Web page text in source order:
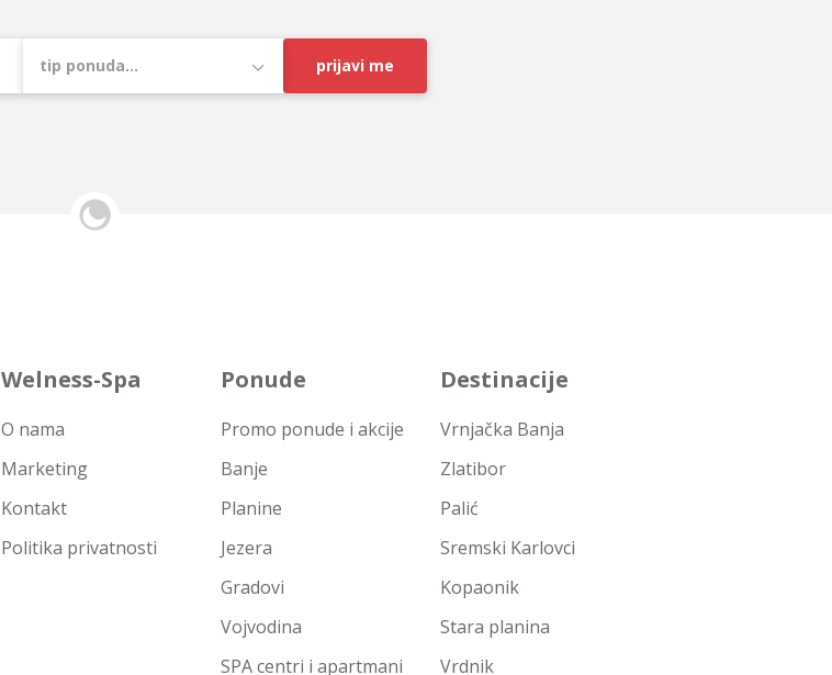
prijavi me
Welness-Spa
O nama
Marketing
Kontakt
Politika privatnosti
Ponude
Promo ponude i akcije
Banje
Planine
Jezera
Gradovi
Vojvodina
SPA centri i apartmani
Destinacije
Vrnjačka Banja
Zlatibor
Palić
Sremski Karlovci
Kopaonik
Stara planina
Vrdnik